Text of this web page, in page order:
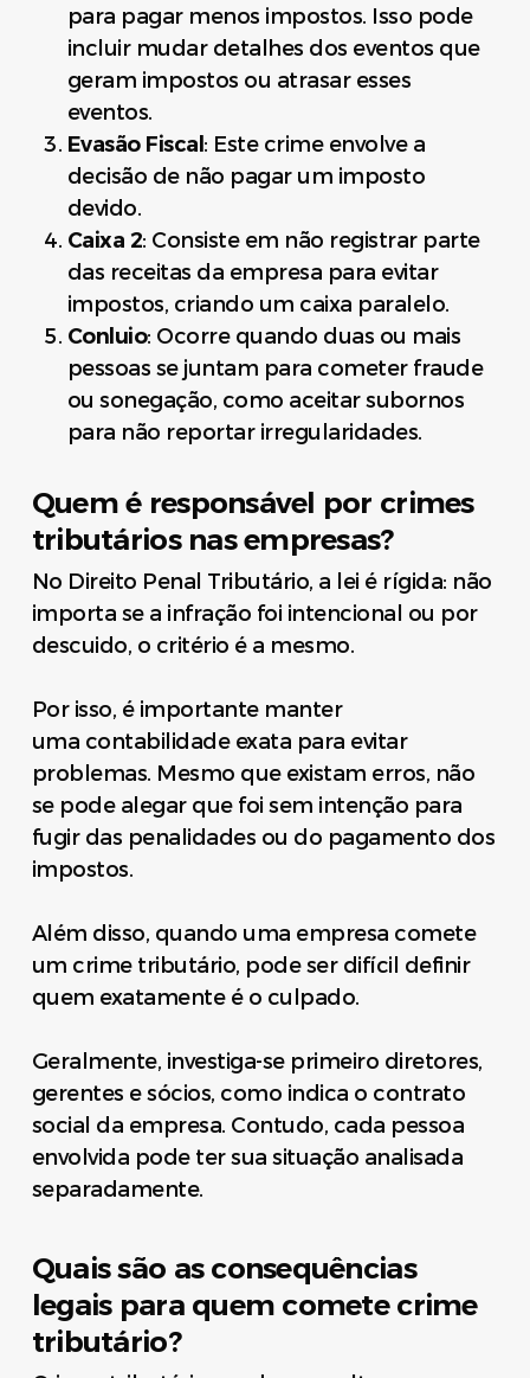
para pagar menos impostos. Isso pode
incluir mudar detalhes dos eventos que
geram impostos ou atrasar esses
eventos.
Evasão Fiscal : Este crime envolve a
decisão de não pagar um imposto
devido.
Caixa 2: Consiste em não registrar parte
das receitas da empresa para evitar
impostos, criando um caixa paralelo.
Conluio: Ocorre quando duas ou mais
pessoas se juntam para cometer fraude
ou sonegação, como aceitar subornos
para não reportar irregularidades.
Quem é responsável por crimes
tributários nas empresas?
No Direito Penal Tributário, a lei é rígida: não
importa se a infração foi intencional ou por
descuido, o critério é a mesmo.
Por isso, é importante manter
uma contabilidade exata para evitar
problemas. Mesmo que existam erros, não
se pode alegar que foi sem intenção para
fugir das penalidades ou do pagamento dos
impostos.
Além disso, quando uma empresa comete
um crime tributário, pode ser difícil definir
quem exatamente é o culpado.
Geralmente, investiga-se primeiro diretores,
gerentes e sócios, como indica o contrato
social da empresa. Contudo, cada pessoa
envolvida pode ter sua situação analisada
separadamente.
Quais são as consequências
legais para quem comete crime
tributário?